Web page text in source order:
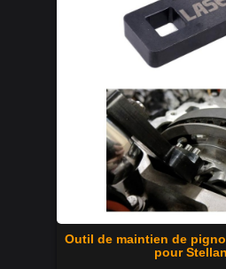
Outil de maintien de
pour